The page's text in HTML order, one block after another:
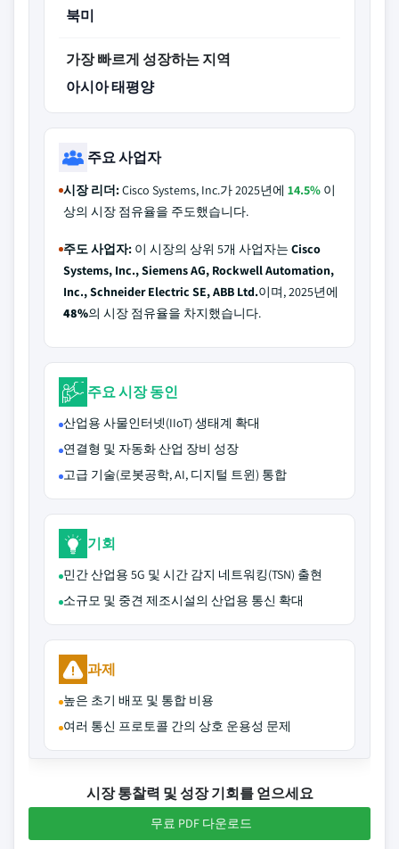
북미
가장 빠르게 성장하는 지역
아시아 태평양
주요 사업자
시장 리더:Cisco Systems, Inc.가 2025년에 14.5% 이
상의 시장 점유율을 주도했습니다.
주도 사업자: 이 시장의 상위 5개 사업자는 Cisco
Systems, Inc., Siemens AG, Rockwell Automation,
Inc., Schneider Electric SE, ABB Ltd.이며, 2025년에
48%의 시장 점유율을 차지했습니다.
주요 시장 동인
산업용 사물인터넷(IIoT) 생태계 확대
연결형 및 자동화 산업 장비 성장
고급 기술(로봇공학, AI, 디지털 트윈) 통합
기회
민간 산업용 5G 및 시간 감지 네트워킹(TSN) 출현
소규모 및 중견 제조시설의 산업용 통신 확대
과제
높은 초기 배포 및 통합 비용
여러 통신 프로토콜 간의 상호 운용성 문제
시장 통찰력 및 성장 기회를 얻으세요
무료 PDF 다운로드